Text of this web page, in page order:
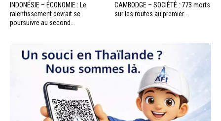
INDONÉSIE – ÉCONOMIE : Le
ralentissement devrait se
poursuivre au second...
CAMBODGE – SOCIÉTÉ : 773 morts
sur les routes au premier...